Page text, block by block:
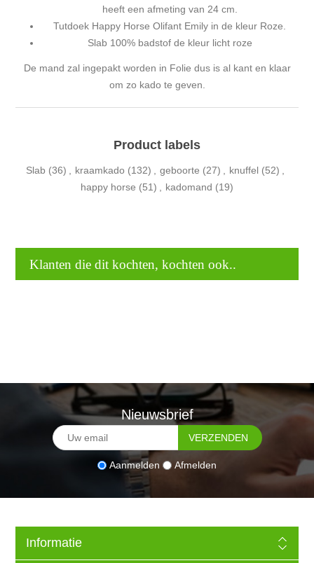
heeft een afmeting van 24 cm.
Tutdoek Happy Horse Olifant Emily in de kleur Roze.
Slab 100% badstof de kleur licht roze
De mand zal ingepakt worden in Folie dus is al kant en klaar
om zo kado te geven.
Product labels
Slab (36) , kraamkado (132) , geboorte (27) , knuffel (52) ,
happy horse (51) , kadomand (19)
Klanten die dit kochten, kochten ook..
Nieuwsbrief
Aanmelden Afmelden
Informatie